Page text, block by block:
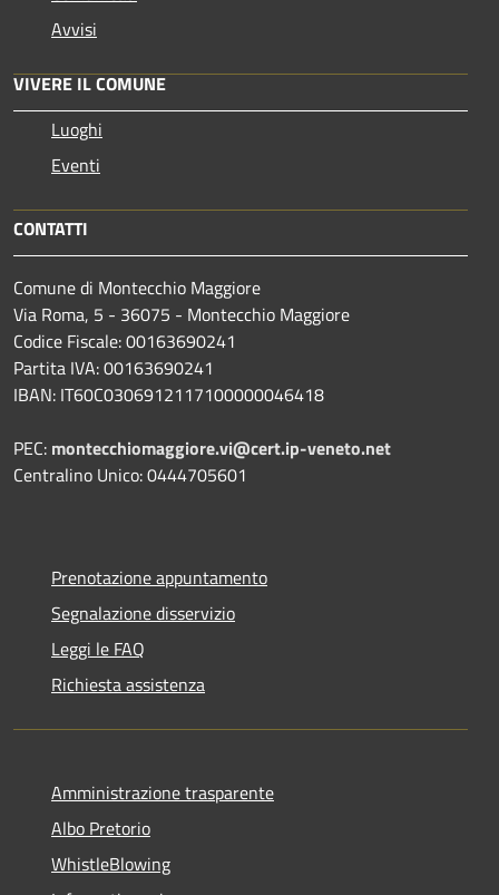
Avvisi
VIVERE IL COMUNE
Luoghi
Eventi
CONTATTI
Comune di Montecchio Maggiore
Via Roma, 5 - 36075 - Montecchio Maggiore
Codice Fiscale: 00163690241
Partita IVA: 00163690241
IBAN: IT60C0306912117100000046418
PEC: montecchiomaggiore.vi@cert.ip-veneto.net
Centralino Unico: 0444705601
Prenotazione appuntamento
Segnalazione disservizio
Leggi le FAQ
Richiesta assistenza
Amministrazione trasparente
Albo Pretorio
WhistleBlowing